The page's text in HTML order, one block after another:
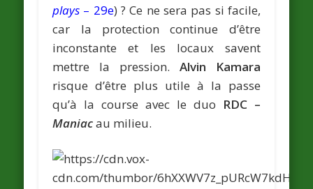
plays – 29e) ? Ce ne sera pas si facile,
car la protection continue d’être
inconstante et les locaux savent
mettre la pression. Alvin Kamara
risque d’être plus utile à la passe
qu’à la course avec le duo RDC –
Maniacau milieu.